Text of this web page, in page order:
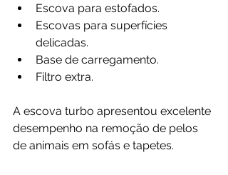
Escova para estofados.
Escovas para superfícies
delicadas.
Base de carregamento.
Filtro extra.
A escova turbo apresentou excelente
desempenho na remoção de pelos
de animais em sofás e tapetes.